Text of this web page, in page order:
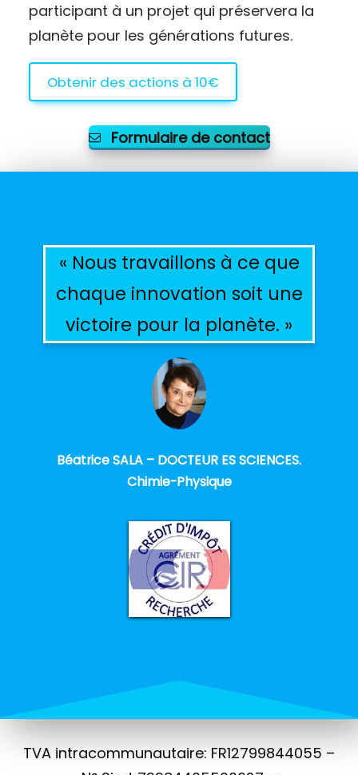
participant à un projet qui préservera la
planète pour les générations futures.
Obtenir des actions à 10€
Formulaire de contact
« Nous travaillons à ce que
chaque innovation soit une
victoire pour la planète. »
Béatrice SALA – DOCTEUR ES SCIENCES.
Chimie-Physique
TVA intracommunautaire: FR12799844055 –